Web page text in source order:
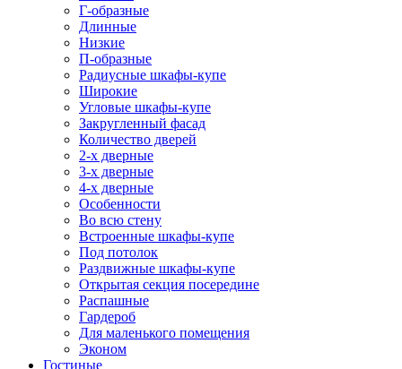
Г-образные
Длинные
Низкие
П-образные
Радиусные шкафы-купе
Широкие
Угловые шкафы-купе
Закругленный фасад
Количество дверей
2-х дверные
3-х дверные
4-х дверные
Особенности
Во всю стену
Встроенные шкафы-купе
Под потолок
Раздвижные шкафы-купе
Открытая секция посередине
Распашные
Гардероб
Для маленького помещения
Эконом
Гостиные